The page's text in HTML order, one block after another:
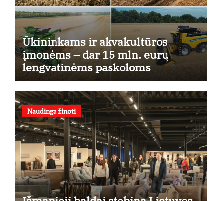
Ūkininkams ir akvakultūros
įmonėms – dar 15 mln. eurų
lengvatinėms paskoloms
Naudinga žinoti